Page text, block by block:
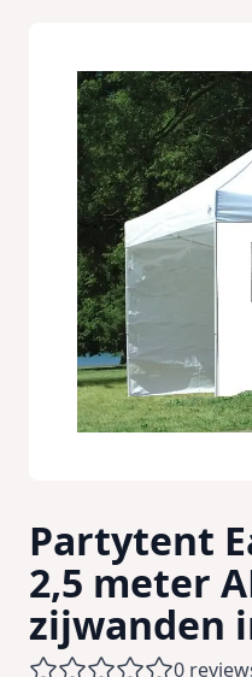
Partytent
2,5 meter
zijwanden
0